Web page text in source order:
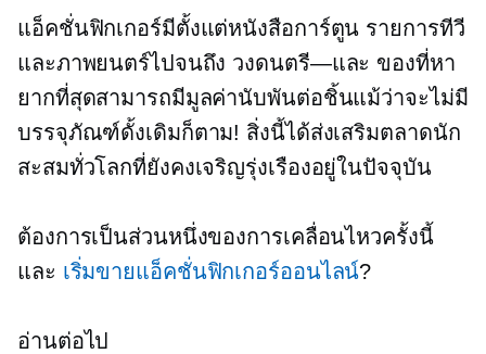
แอ็คชั่นฟิกเกอร์มีตั้งแต่หนังสือการ์ตูน รายการทีวี
และภาพยนตร์ไปจนถึง วงดนตรี—และ ของที่หา
ยากที่สุดสามารถมีมูลค่านับพันต่อชิ้นแม้ว่าจะไม่มี
บรรจุภัณฑ์ดั้งเดิมก็ตาม! สิ่งนี้ได้ส่งเสริมตลาดนัก
สะสมทั่วโลกที่ยังคงเจริญรุ่งเรืองอยู่ในปัจจุบัน
ต้องการเป็นส่วนหนึ่งของการเคลื่อนไหวครั้งนี้
และ เริ่มขายแอ็คชั่นฟิกเกอร์ออนไลน์?
อ่านต่อไป